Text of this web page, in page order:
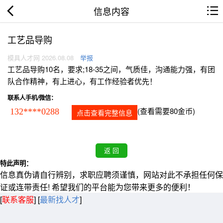
信息内容
工艺品导购
模具人才网 2026.08.08 举报
工艺品导购10名，要求;18-35之间，气质佳，沟通能力强，有团
队合作精神，有上进心，有工作经验者优先！
联系人手机/微信：
132****0288 点击查看完整信息 (查看需要80金币)
特此声明：
信息真伪请自行辨别，求职应聘须谨慎，网站对此不承担任何保
证或连带责任! 希望我们的平台能为您带来更多的便利！
[联系客服] [最新找人才]